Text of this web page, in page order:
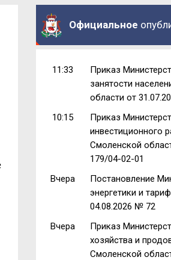
Официальное
11:33
Приказ
занятости
области от
10:15
Приказ
инвестиционного
Смоленской
179/04-02-01
Вчера
Постановление
энергетики и
04.08.2026 № 72
Вчера
Приказ
хозяйства и
Смоленской